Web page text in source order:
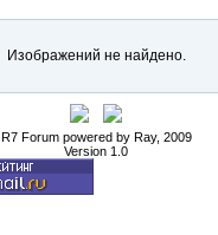
Изображений не найдено.
R7 Forum powered by Ray, 2009
Version 1.0